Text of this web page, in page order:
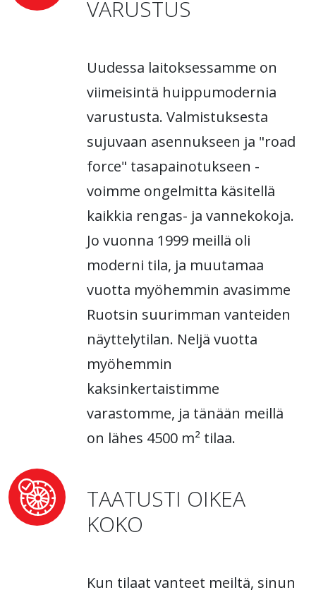
VARUSTUS
Uudessa laitoksessamme on
viimeisintä huippumodernia
varustusta. Valmistuksesta
sujuvaan asennukseen ja "road
force" tasapainotukseen -
voimme ongelmitta käsitellä
kaikkia rengas- ja vannekokoja.
Jo vuonna 1999 meillä oli
moderni tila, ja muutamaa
vuotta myöhemmin avasimme
Ruotsin suurimman vanteiden
näyttelytilan. Neljä vuotta
myöhemmin
kaksinkertaistimme
varastomme, ja tänään meillä
on lähes 4500 m² tilaa.
TAATUSTI OIKEA
KOKO
Kun tilaat vanteet meiltä, sinun